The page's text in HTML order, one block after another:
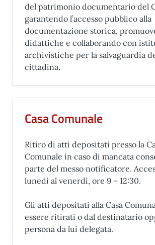
del patrimonio documentario del
garantendo l’accesso pubblico alla
documentazione storica,
didattiche e collaborando con
archivistiche per la salvaguardia
cittadina.
Casa Comunale
Ritiro di atti depositati presso la
Comunale in caso di mancata
parte del messo notificatore.
lunedì al venerdì, ore 9 – 12:30.
Gli atti depositati alla Casa
essere ritirati o dal destinatario
persona da lui delegata.